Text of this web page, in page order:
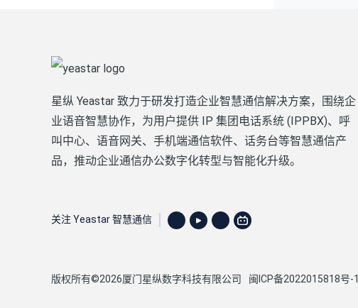
星纵 Yeastar 致力于研发打造企业智慧通信解决方案，围绕企
业语音智慧协作，为用户提供 IP 集团电话系统 (IPPBX)、呼
叫中心、语音网关、手机端通信软件、话务台等智慧通信产
品，推动企业通信办公数字化转型与智能化升级。
关注 Yeastar 智慧通信
版权所有©2026厦门星纵数字科技有限公司 闽ICP备2022015818号-1